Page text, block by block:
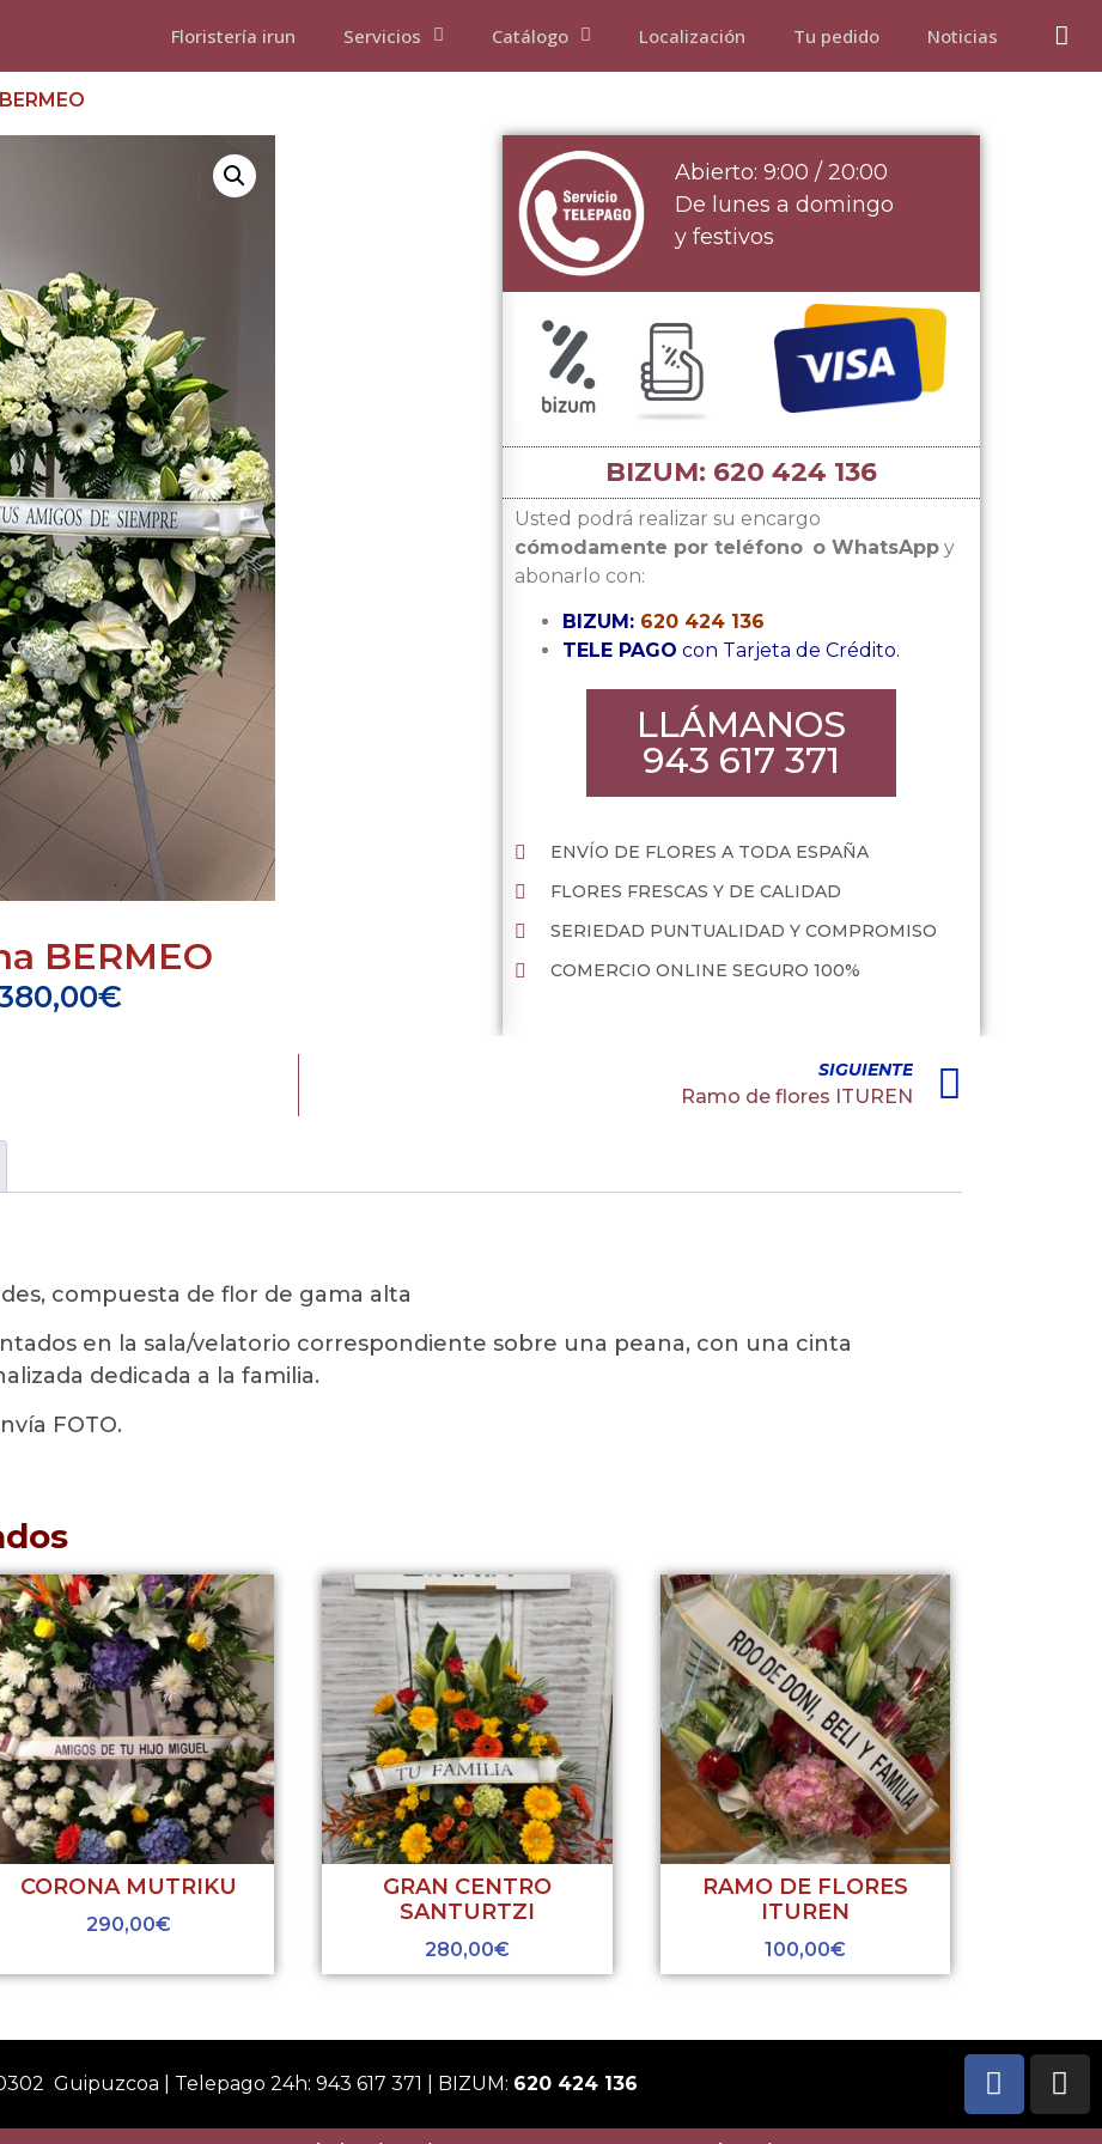
Floristería irun Servicios Catálogo Localización Tu pedido Noticias
BERMEO
€
Abierto: 9:00 / 20:00
De lunes a domingo
y festivos
BIZUM: 620 424 136
Usted podrá realizar su encargo
cómodamente por teléfono o WhatsApp y
abonarlo con:
BIZUM: 620 424 136
TELE PAGO con Tarjeta de Crédito.
LLÁMANOS
943 617 371
ENVÍO DE FLORES A TODA ESPAÑA
FLORES FRESCAS Y DE CALIDAD
SERIEDAD PUNTUALIDAD Y COMPROMISO
COMERCIO ONLINE SEGURO 100%
SIGUIENTE
Ramo de flores ITUREN
compuesta de flor de gama alta
en la sala/velatorio correspondiente sobre una peana, con una cinta
dedicada a la familia.
FOTO.
CORONA MUTRIKU
290,00€
GRAN CENTRO
SANTURTZI
280,00€
RAMO DE FLORES
ITUREN
100,00€
Guipuzcoa | Telepago 24h: 943 617 371 | BIZUM: 620 424 136